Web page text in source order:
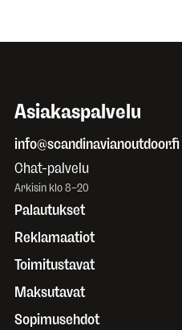
Asiakaspalvelu
info@scandinavianoutdoor.fi
Chat-palvelu
Arkisin klo 8–20
Palautukset
Reklamaatiot
Toimitustavat
Maksutavat
Sopimusehdot